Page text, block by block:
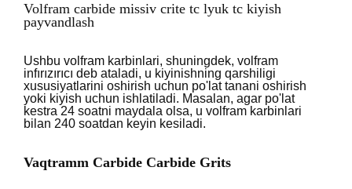
Volfram carbide missiv crite tc lyuk tc kiyish
payvandlash
Ushbu volfram karbinlari, shuningdek, volfram
infırızırıcı deb ataladi, u kiyinishning qarshiligi
xususiyatlarini oshirish uchun po'lat tanani oshirish
yoki kiyish uchun ishlatiladi. Masalan, agar po'lat
kestra 24 soatni maydala olsa, u volfram karbinlari
bilan 240 soatdan keyin kesiladi.
Vaqtramm Carbide Carbide Grits